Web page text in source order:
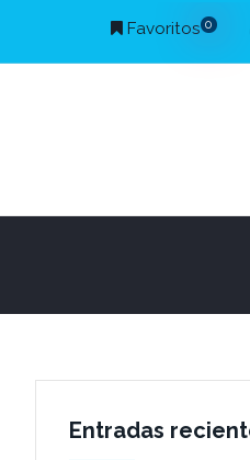
Favoritos 0
Entradas